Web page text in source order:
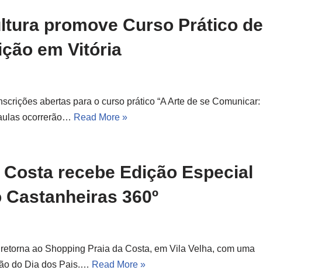
promove Curso Prático de
em Vitória
abertas para o curso prático “A Arte de se Comunicar:
ocorrerão… Read More »
recebe Edição Especial
360º
ao Shopping Praia da Costa, em Vila Velha, com uma
do Dia dos Pais.… Read More »